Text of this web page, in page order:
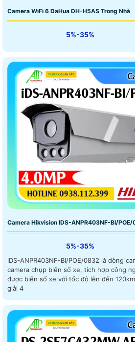
Camera WiFi 6 DaHua DH-H5AS Trong Nhà
5%-35%
Camera Hikvision IDS-ANPR403NF-BI/POE/
5%-35%
iDS-ANPR403NF-BI/POE/0832 là dòng
camera chụp biển số xe, tích hợp công
được biển số xe với tốc độ lên đến
giải 4